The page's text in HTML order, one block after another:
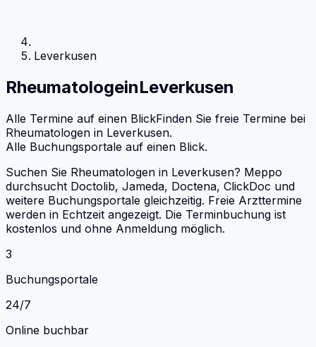
Leverkusen
RheumatologeinLeverkusen
Alle Termine auf einen BlickFinden Sie freie Termine bei
Rheumatologen in Leverkusen.
Alle Buchungsportale auf einen Blick.
Suchen Sie Rheumatologen in Leverkusen? Meppo
durchsucht Doctolib, Jameda, Doctena, ClickDoc und
weitere Buchungsportale gleichzeitig. Freie Arzttermine
werden in Echtzeit angezeigt. Die Terminbuchung ist
kostenlos und ohne Anmeldung möglich.
3
Buchungsportale
24/7
Online buchbar